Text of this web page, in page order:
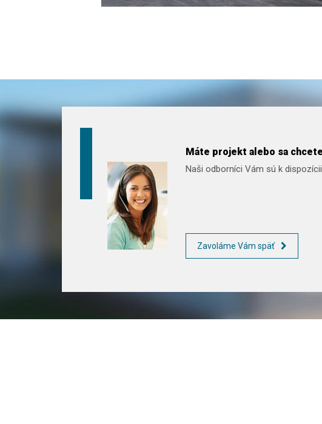
Máte projekt alebo sa
Naši odborníci Vám sú k
Zavoláme Vám späť